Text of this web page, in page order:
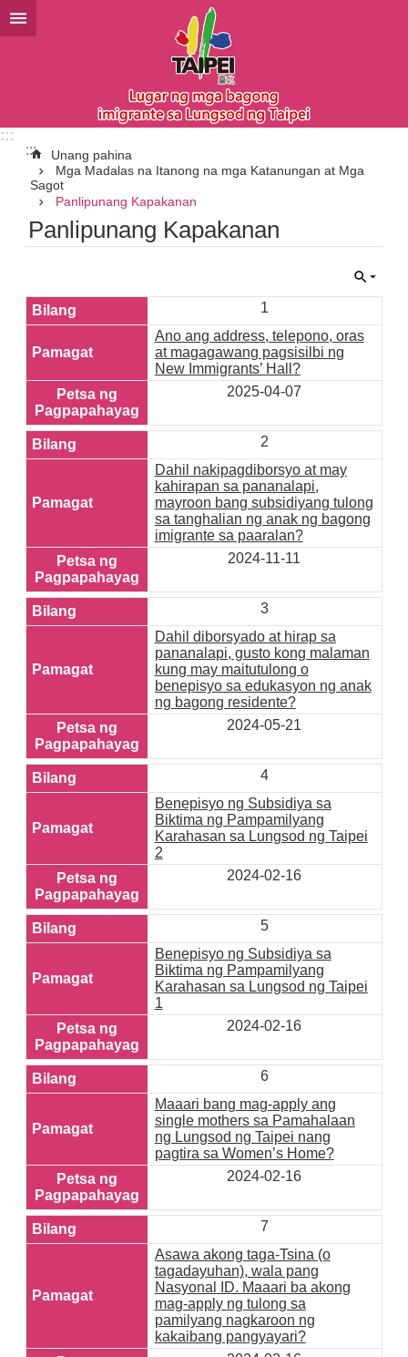
Lumaktaw sa pangunahing bloke ng nilalaman
:::
:::
Unang pahina
Mga Madalas na Itanong na mga Katanungan at Mga
Sagot
Panlipunang Kapakanan
Panlipunang Kapakanan
1
Ano ang address, telepono, oras
at magagawang pagsisilbi ng
New Immigrants’ Hall?
2025-04-07
2
Dahil nakipagdiborsyo at may
kahirapan sa pananalapi,
mayroon bang subsidiyang tulong
sa tanghalian ng anak ng bagong
imigrante sa paaralan?
2024-11-11
3
Dahil diborsyado at hirap sa
pananalapi, gusto kong malaman
kung may maitutulong o
benepisyo sa edukasyon ng anak
ng bagong residente?
2024-05-21
4
Benepisyo ng Subsidiya sa
Biktima ng Pampamilyang
Karahasan sa Lungsod ng Taipei
2
2024-02-16
5
Benepisyo ng Subsidiya sa
Biktima ng Pampamilyang
Karahasan sa Lungsod ng Taipei
1
2024-02-16
6
Maaari bang mag-apply ang
single mothers sa Pamahalaan
ng Lungsod ng Taipei nang
pagtira sa Women’s Home?
2024-02-16
7
Asawa akong taga-Tsina (o
tagadayuhan), wala pang
Nasyonal ID. Maaari ba akong
mag-apply ng tulong sa
pamilyang nagkaroon ng
kakaibang pangyayari?